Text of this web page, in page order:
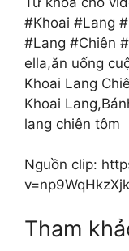
#Khoai #Lang
#Lang #Chiên
ella,ăn uống
Khoai Lang
Khoai
lang chiên tôm
Nguồn clip:
v=np9WqHkzXjk
Tham